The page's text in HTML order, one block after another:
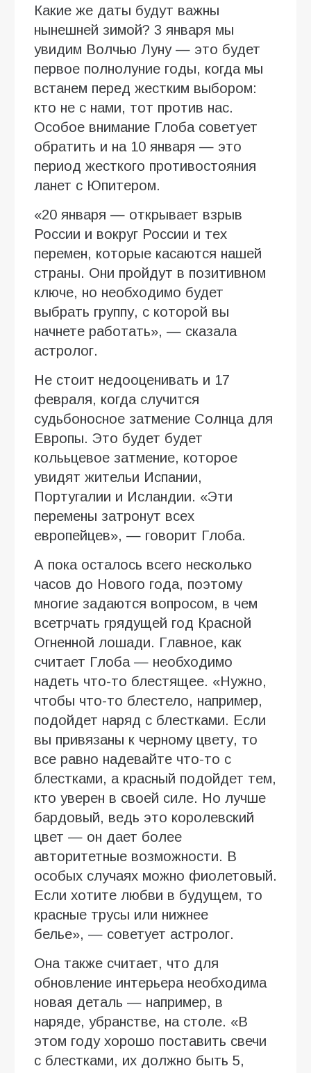
Какие же даты будут важны
нынешней зимой? 3 января мы
увидим Волчью Луну — это будет
первое полнолуние годы, когда мы
встанем перед жестким выбором:
кто не с нами, тот против нас.
Особое внимание Глоба советует
обратить и на 10 января — это
период жесткого противостояния
ланет с Юпитером.
«20 января — открывает взрыв
России и вокруг России и тех
перемен, которые касаются нашей
страны. Они пройдут в позитивном
ключе, но необходимо будет
выбрать группу, с которой вы
начнете работать», — сказала
астролог.
Не стоит недооценивать и 17
февраля, когда случится
судьбоносное затмение Солнца для
Европы. Это будет будет
колььцевое затмение, которое
увидят жительи Испании,
Португалии и Исландии. «Эти
перемены затронут всех
европейцев», — говорит Глоба.
А пока осталось всего несколько
часов до Нового года, поэтому
многие задаются вопросом, в чем
всетрчать грядущей год Красной
Огненной лошади. Главное, как
считает Глоба — необходимо
надеть что-то блестящее. «Нужно,
чтобы что-то блестело, например,
подойдет наряд с блестками. Если
вы привязаны к черному цвету, то
все равно надевайте что-то с
блестками, а красный подойдет тем,
кто уверен в своей силе. Но лучше
бардовый, ведь это королевский
цвет — он дает более
авторитетные возможности. В
особых случаях можно фиолетовый.
Если хотите любви в будущем, то
красные трусы или нижнее
белье», — советует астролог.
Она также считает, что для
обновление интерьера необходима
новая деталь — например, в
наряде, убранстве, на столе. «В
этом году хорошо поставить свечи
с блестками, их должно быть 5,